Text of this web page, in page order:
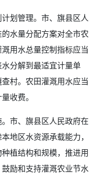
计划管理。市、旗县区人
水量分配方案对全市农
用水总量控制指标应当
分解到最适宜计量单
村。农田灌溉用水应当
收费。
。市、旗县区人民政府在
地区水资源承载能力，
植结构和规模，推进用
励和支持灌溉农业节水